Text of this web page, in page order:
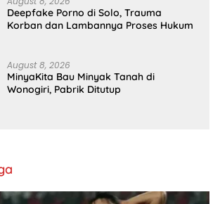
Deepfake Porno di Solo, Trauma
Korban dan Lambannya Proses Hukum
August 8, 2026
MinyaKita Bau Minyak Tanah di
Wonogiri, Pabrik Ditutup